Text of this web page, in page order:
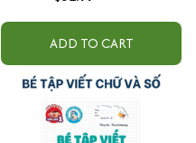
ADD TO CART